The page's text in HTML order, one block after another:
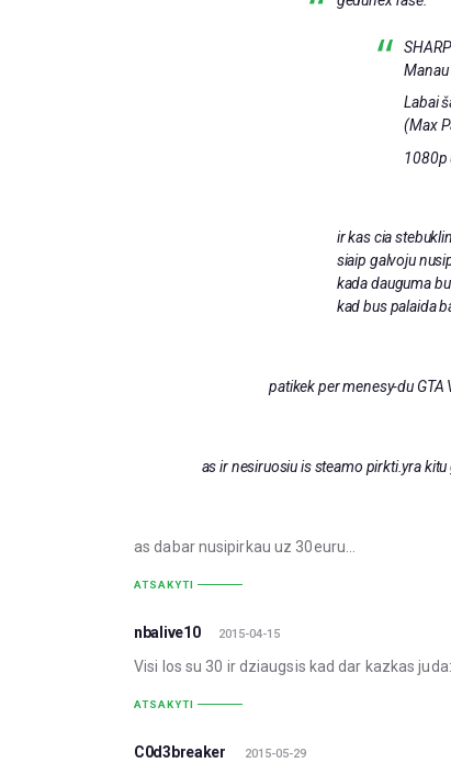
Labai
(Max
1080p
ir kas cia
siaip galvoju
kada dauguma
kad bus palaida
patikek per menesy-du GTA
as ir nesiruosiu is steamo pirkti.yra
as dabar nusipirkau uz 30euru…
ATSAKYTI
nbalive10 2015-04-15
Visi los su 30 ir dziaugsis kad dar kazkas
ATSAKYTI
C0d3breaker 2015-05-29